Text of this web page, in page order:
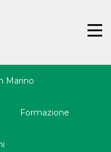
☰
Marino
Formazione